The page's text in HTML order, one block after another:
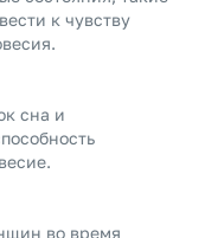
к чувству
сна и
во время